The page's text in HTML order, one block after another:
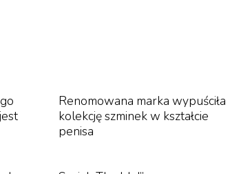
ananas, witamina C oraz
Renomowana marka wypuściła
kolekcję szminek w kształcie
penisa